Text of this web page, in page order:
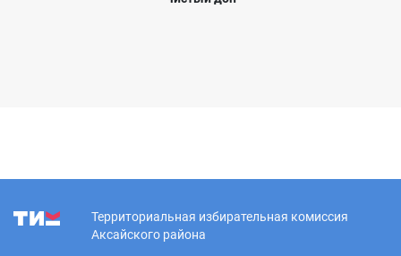
Территориальная избирательная комиссия
Аксайского района